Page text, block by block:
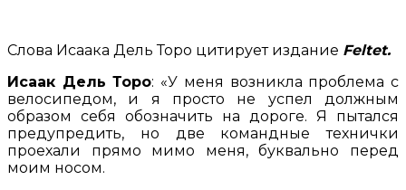
Слова Исаака Дель Торо цитирует издание Feltet.
Исаак Дель Торо: «У меня возникла проблема с
велосипедом, и я просто не успел должным
образом себя обозначить на дороге. Я пытался
предупредить, но две командные технички
проехали прямо мимо меня, буквально перед
моим носом.